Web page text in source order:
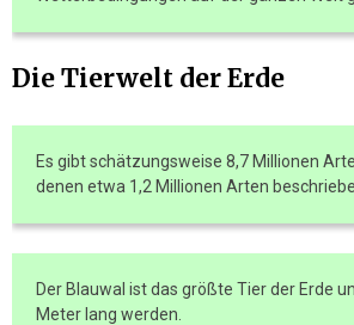
Die Tierwelt der Erde
Es gibt schätzungsweise 8,7 Millionen
denen etwa 1,2 Millionen Arten
Der Blauwal ist das größte Tier der Erde
Meter lang werden.